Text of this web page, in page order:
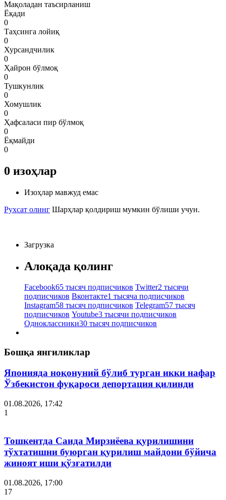
Мақоладан таъсирланиш
Ёқади
0
Таҳсинга лойиқ
0
Хурсандчилик
0
Ҳайрон бўлмоқ
0
Тушкунлик
0
Хомушлик
0
Ҳафсаласи пир бўлмоқ
0
Ёқмайди
0
0 изоҳлар
Изоҳлар мавжуд емас
Рухсат олинг Шарҳлар қолдириш мумкин бўлиши учун.
Загрузка
Алоқада қолинг
Facebook65 тысяч подписчиков Twitter2 тысячи
подписчиков Вконтакте1 тысяча подписчиков
Instagram58 тысяч подписчиков Telegram57 тысяч
подписчиков Youtube3 тысячи подписчиков
Одноклассники30 тысяч подписчиков
Бошқа янгиликлар
Японияда ноқонуний бўлиб турган икки нафар
Ўзбекистон фуқароси депортация қилинди
01.08.2026, 17:42
1
Тошкентда Саида Мирзиёева қурилишини
тўхтатишни буюрган қурилиш майдони бўйича
жиноят иши қўзғатилди
01.08.2026, 17:00
17